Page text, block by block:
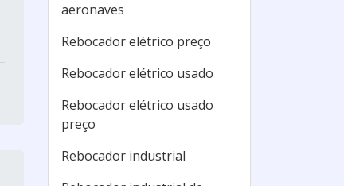
aeronaves
Rebocador elétrico preço
Rebocador elétrico usado
Rebocador elétrico usado
preço
Rebocador industrial